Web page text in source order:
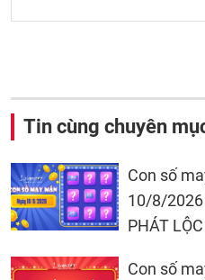
Tin cùng chuyên
Con số
10/8/2026
PHÁT LỘC
Con số